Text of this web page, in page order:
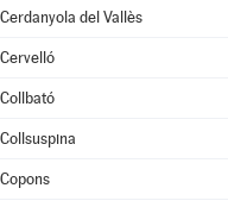
Cerdanyola del Vallès
Cervelló
Collbató
Collsuspina
Copons